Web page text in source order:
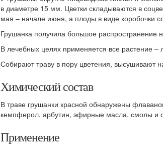
в диаметре 15 мм. Цветки складываются в
мая – начале июня, а плоды в виде коробочки
Грушанка получила большое распространение
В лечебных целях применяется все растение –
Собирают траву в пору цветения, высушивают
Химический состав
В траве грушанки красной обнаружены
кемпферол, арбутин, эфирные масла, смолы и
Применение